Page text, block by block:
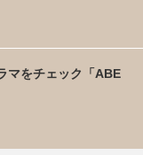
マをチェック「ABE